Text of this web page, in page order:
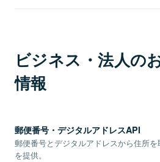
ビジネス・法人の
情報
郵便番号・デジタルアドレスAPI
郵便番号とデジタルアドレスから住所
を提供。